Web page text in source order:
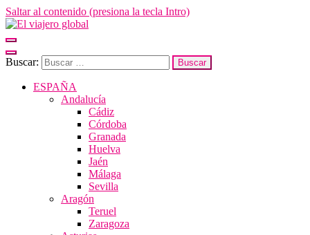
Saltar al contenido (presiona la tecla Intro)
forma sensorial, desde su música hasta su arquitectura o sus sabores
Buscar:
ESPAÑA
Andalucía
Cádiz
Córdoba
Granada
Huelva
Jaén
Málaga
Sevilla
Aragón
Teruel
Zaragoza